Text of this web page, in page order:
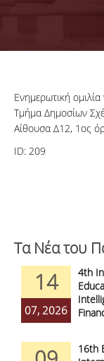
Ενημερωτική
Τμήμα Δημοσίων
Αίθουσα Δ12, 1ος
ID: 209
Τα Νέα του
14
07, 2026
4th
16th